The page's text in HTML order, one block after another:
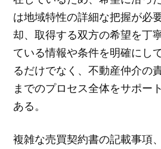
は地域特性の詳細な把握が必
却、取得する双方の希望を丁
ている情報や条件を明確にし
るだけでなく、不動産仲介の
までのプロセス全体をサポー
ある。
複雑な売買契約書の記載事項